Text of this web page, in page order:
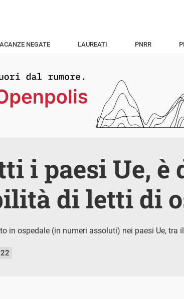
NEGATE LAUREATI PNRR
i paesi Ue,
di letti di
in ospedale (in numeri assoluti) nei paesi Ue, tra